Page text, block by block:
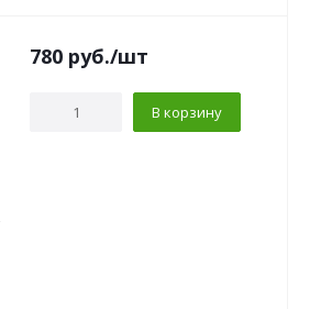
780 руб./шт
В корзину